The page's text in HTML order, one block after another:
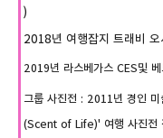
)
2018년 여행잡지 트래비
2019년 라스베가스 CES및
그룹 사진전 : 2011년 경인
(Scent of Life)' 여행 사진전